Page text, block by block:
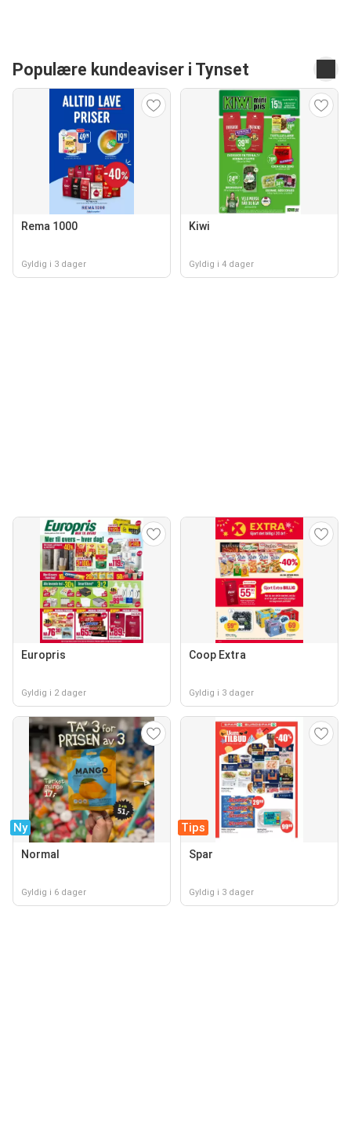
Populære kundeaviser i Tynset
Rema 1000
Gyldig i 3 dager
Kiwi
Gyldig i 4 dager
Europris
Gyldig i 2 dager
Coop Extra
Gyldig i 3 dager
Ny
Normal
Gyldig i 6 dager
Tips
Spar
Gyldig i 3 dager